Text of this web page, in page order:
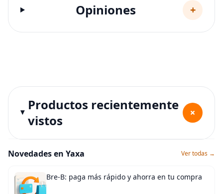
Opiniones +
Productos recientemente
vistos
+
Novedades en Yaxa Ver todas →
Bre-B: paga más rápido y ahorra en tu compra